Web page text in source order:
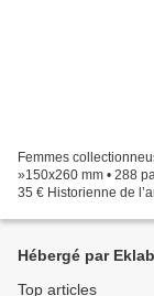
Femmes
»150x260 mm • 288
35 € Historienne de
Hébergé par
Top articles